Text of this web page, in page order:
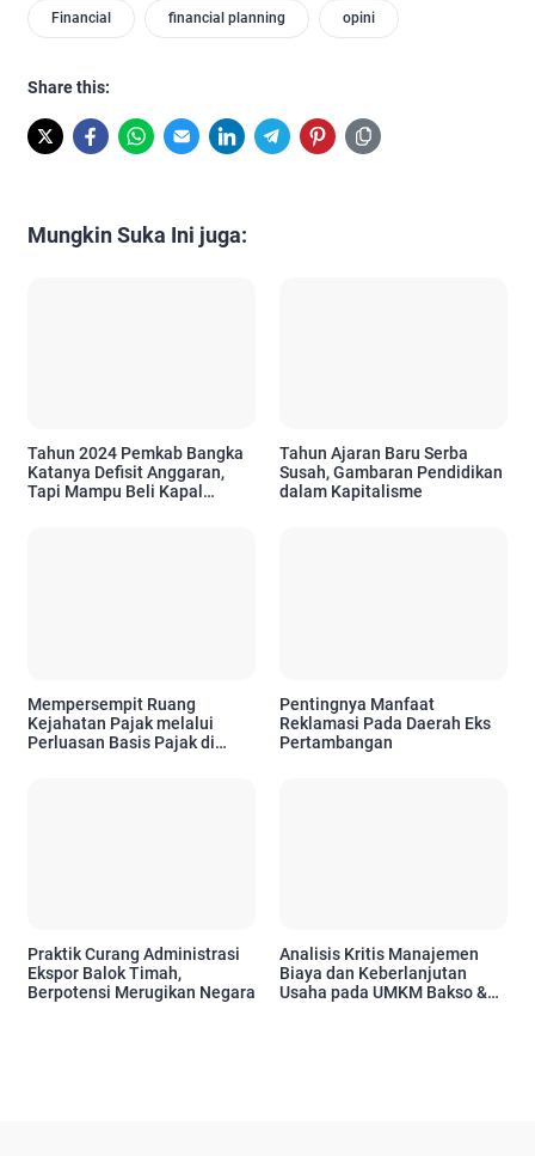
Financial financial planning opini
Share this:
Mungkin Suka Ini juga:
Tahun 2024 Pemkab Bangka
Katanya Defisit Anggaran,
Tapi Mampu Beli Kapal
Tahun Ajaran Baru Serba
Susah, Gambaran Pendidikan
dalam Kapitalisme
Mempersempit Ruang
Kejahatan Pajak melalui
Perluasan Basis Pajak di
Pentingnya Manfaat
Reklamasi Pada Daerah Eks
Pertambangan
Praktik Curang Administrasi
Ekspor Balok Timah,
Berpotensi Merugikan Negara
Analisis Kritis Manajemen
Biaya dan Keberlanjutan
Usaha pada UMKM Bakso &